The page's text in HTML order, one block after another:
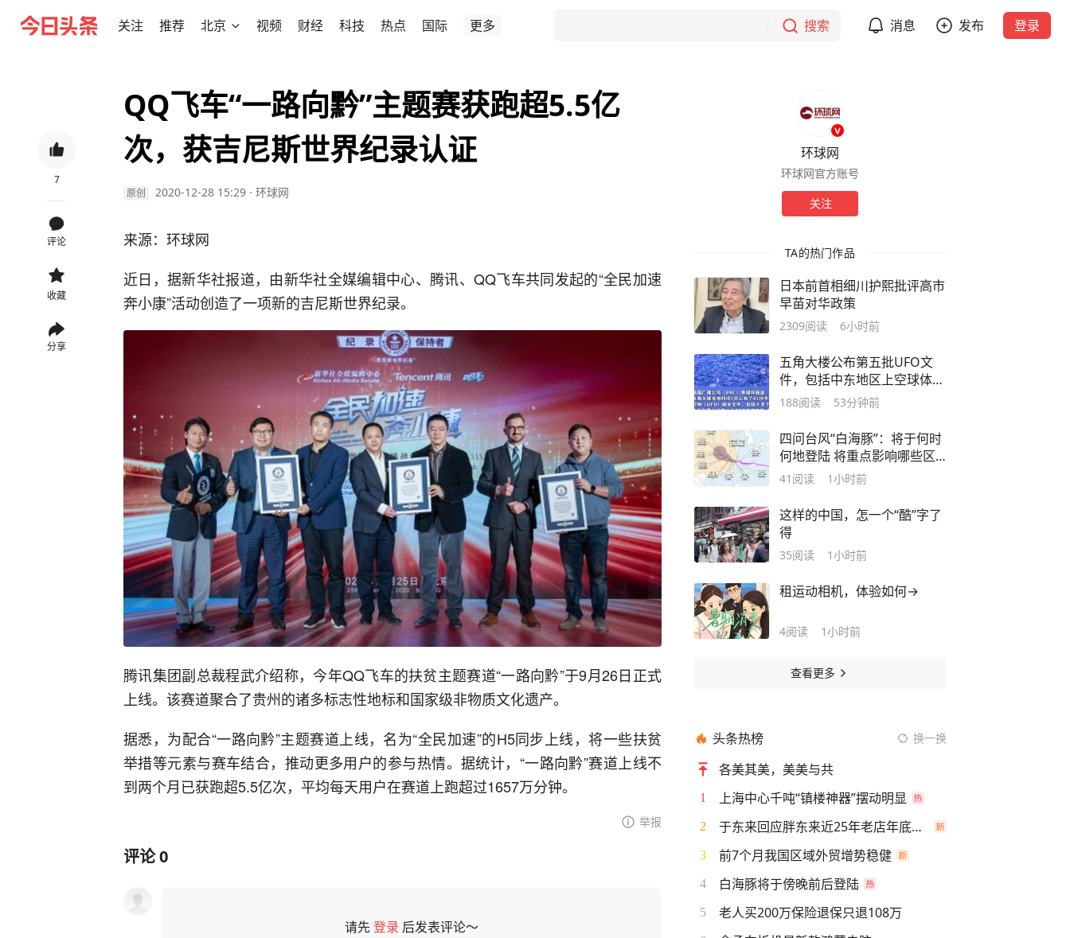
关注 推荐 北京 视频 财经 科技 热点 国际 更多 搜索 消息 发布 登录
7
评论
收藏
分享
QQ飞车“一路向黔”主题赛获跑超5.5亿
次，获吉尼斯世界纪录认证
原创 2020-12-28 15:29 · 环球网
来源：环球网
近日，据新华社报道，由新华社全媒编辑中心、腾讯、QQ飞车共同发起的“全民加速
奔小康”活动创造了一项新的吉尼斯世界纪录。
腾讯集团副总裁程武介绍称，今年QQ飞车的扶贫主题赛道“一路向黔”于9月26日正式
上线。该赛道聚合了贵州的诸多标志性地标和国家级非物质文化遗产。
据悉，为配合“一路向黔”主题赛道上线，名为“全民加速”的H5同步上线，将一些扶贫
举措等元素与赛车结合，推动更多用户的参与热情。据统计，“一路向黔”赛道上线不
到两个月已获跑超5.5亿次，平均每天用户在赛道上跑超过1657万分钟。
举报
评论0
请先登录 后发表评论～
环球网
环球网官方账号
关注
TA的热门作品
日本前首相细川护熙批评高市
早苗对华政策
2309阅读 6小时前
五角大楼公布第五批UFO文
件，包括中东地区上空球体有
关视频
188阅读 53分钟前
四问台风“白海豚”：将于何时
何地登陆 将重点影响哪些区
域？
41 阅读 1小时前
这样的中国，怎一个“酷”字了
得
35阅读 1小时前
租运动相机，体验如何→
4阅读 1小时前
查看更多
头条热榜 换一换
各美其美，美美与共
1 上海中心千吨“镇楼神器”摆动明显
2 于东来回应胖东来近25年老店年底关闭
3 前7个月我国区域外贸增势稳健
4 白海豚将于傍晚前后登陆
5 老人买200万保险退保只退108万